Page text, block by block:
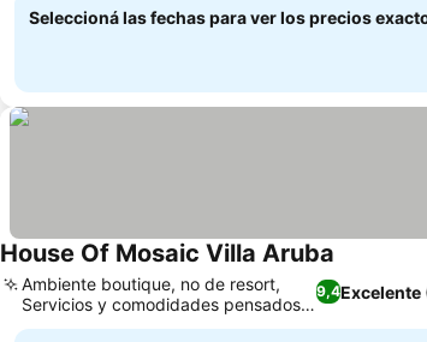
Seleccioná las fechas para ver los precios
House Of Mosaic Villa Aruba
9,4Excelente
Ambiente boutique, no de resort,
Servicios y comodidades pensados
para ti